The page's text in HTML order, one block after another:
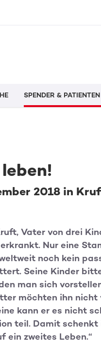
SPENDER & PATIENTEN
2018 in
Vater von drei
Nur eine
noch kein
Seine Kinder
man sich
möchten ihn
kann er es nicht
teil. Damit
ein zweites Leben.“